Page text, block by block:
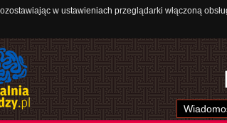
w ustawieniach przeglądarki włączoną